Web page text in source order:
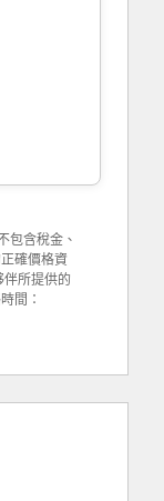
包含稅金、
確價格資
所提供的
間：